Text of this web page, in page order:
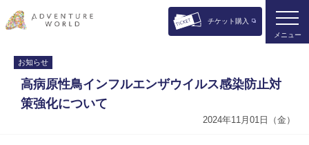
チケット購入
メニュー
お知らせ
高病原性鳥インフルエンザウイルス感染防止対
策強化について
2024年11月01日（金）